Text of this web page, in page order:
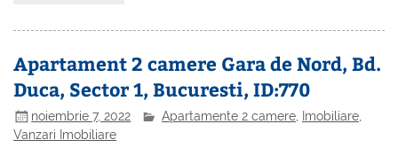
Apartament 2 camere Gara de Nord, Bd.
Duca, Sector 1, Bucuresti, ID:770
noiembrie 7, 2022 Apartamente 2 camere Imobiliare
Vanzari Imobiliare